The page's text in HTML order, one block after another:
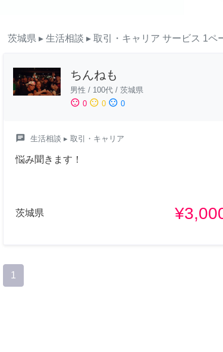
茨城県 ▸ 生活相談 ▸ 取引・キャリア サービス 1ペ
ちんねも
男性 / 100代 / 茨城県
sentiment_satisfied 0 sentiment_neutral 0 sentiment_dissatisfied 0
chat 生活相談 ▸ 取引・キャリア
悩み聞きます！
茨城県
1